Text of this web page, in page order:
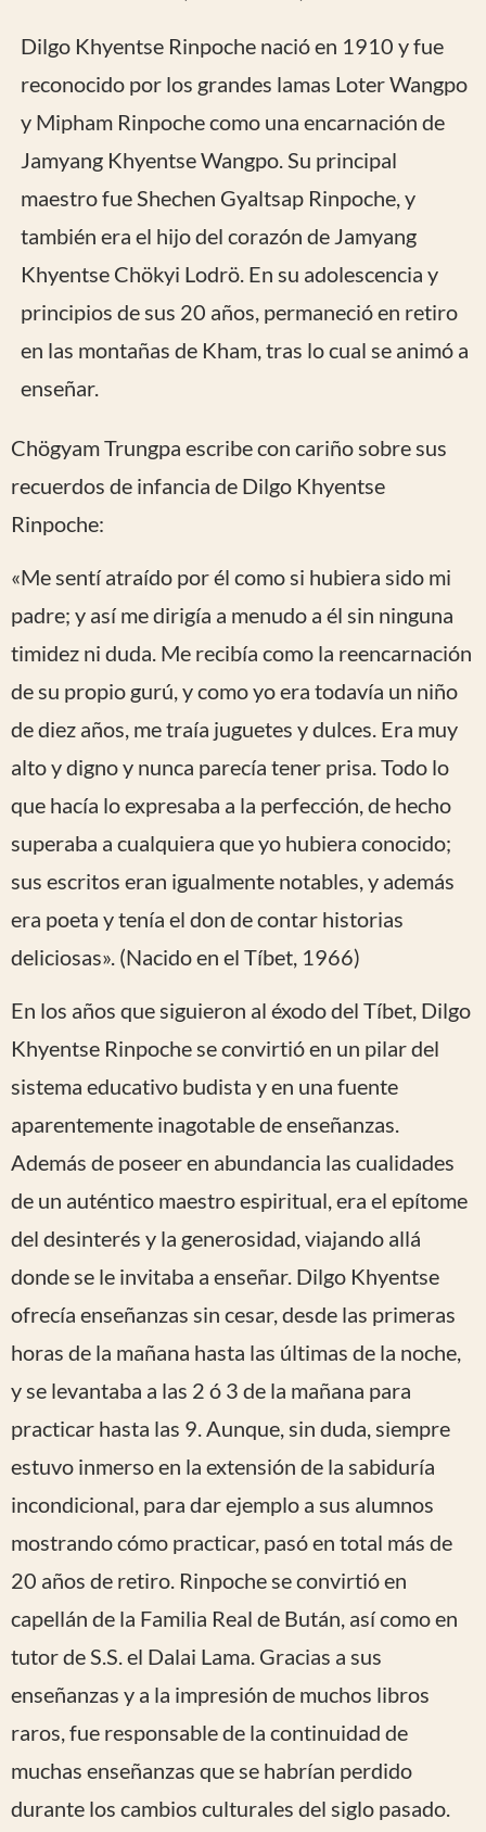
Dilgo Khyentse Rinpoche nació en 1910 y fue
reconocido por los grandes lamas Loter Wangpo
y Mipham Rinpoche como una encarnación de
Jamyang Khyentse Wangpo. Su principal
maestro fue Shechen Gyaltsap Rinpoche, y
también era el hijo del corazón de Jamyang
Khyentse Chökyi Lodrö. En su adolescencia y
principios de sus 20 años, permaneció en retiro
en las montañas de Kham, tras lo cual se animó a
enseñar.
Chögyam Trungpa escribe con cariño sobre sus
recuerdos de infancia de Dilgo Khyentse
Rinpoche:
«Me sentí atraído por él como si hubiera sido mi
padre; y así me dirigía a menudo a él sin ninguna
timidez ni duda. Me recibía como la reencarnación
de su propio gurú, y como yo era todavía un niño
de diez años, me traía juguetes y dulces. Era muy
alto y digno y nunca parecía tener prisa. Todo lo
que hacía lo expresaba a la perfección, de hecho
superaba a cualquiera que yo hubiera conocido;
sus escritos eran igualmente notables, y además
era poeta y tenía el don de contar historias
deliciosas». (Nacido en el Tíbet, 1966)
En los años que siguieron al éxodo del Tíbet, Dilgo
Khyentse Rinpoche se convirtió en un pilar del
sistema educativo budista y en una fuente
aparentemente inagotable de enseñanzas.
Además de poseer en abundancia las cualidades
de un auténtico maestro espiritual, era el epítome
del desinterés y la generosidad, viajando allá
donde se le invitaba a enseñar. Dilgo Khyentse
ofrecía enseñanzas sin cesar, desde las primeras
horas de la mañana hasta las últimas de la noche,
y se levantaba a las 2 ó 3 de la mañana para
practicar hasta las 9. Aunque, sin duda, siempre
estuvo inmerso en la extensión de la sabiduría
incondicional, para dar ejemplo a sus alumnos
mostrando cómo practicar, pasó en total más de
20 años de retiro. Rinpoche se convirtió en
capellán de la Familia Real de Bután, así como en
tutor de S.S. el Dalai Lama. Gracias a sus
enseñanzas y a la impresión de muchos libros
raros, fue responsable de la continuidad de
muchas enseñanzas que se habrían perdido
durante los cambios culturales del siglo pasado.